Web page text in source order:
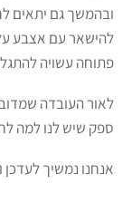
ובהמשך גם יתאים
להישאר עם אצבע
פתוחה עשויה
לאור העובדה
ספק שיש לנו למה
אנחנו נמשיך